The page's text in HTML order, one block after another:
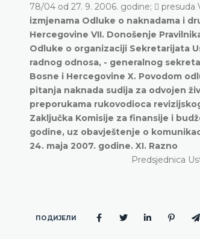
78/04 od 27. 9. 2006. godine; 
izmjenama Odluke o naknadama i
Hercegovine VII. Donošenje
Odluke o organizaciji Sekretarijata
radnog odnosa, - generalnog
Bosne i Hercegovine X. Povodom
pitanja naknada sudija za odvojen
preporukama rukovodioca
Zaključka Komisije za finansije i
godine, uz obavještenje o
24. maja 2007. godine. XI. Razno
Predsjednica
ПОДИЈЕЛИ